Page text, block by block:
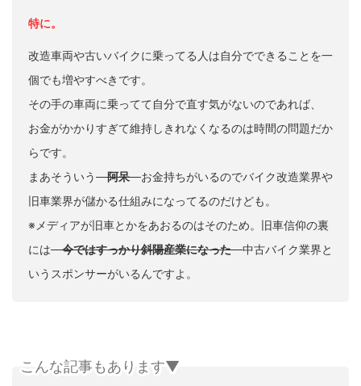
特に。
改造車両や古いバイクに乗ってる人は自分でできることを一
個でも増やすべきです。
その手の車両に乗ってて自分で直す気がないのであれば、
お金がかかりすぎて維持しきれなくなるのは時間の問題だか
らです。
まあそういう阿呆お金持ちがいるのでバイク改造業界や
旧車業界が儲かる仕組みになってるのだけども。
※メディアが旧車とかをあおるのはそのため。旧車信仰の裏
には今ではすっかり斜陽産業になった中古バイク業界と
いうスポンサーがいるんですよ。
こんな記事もあります▼